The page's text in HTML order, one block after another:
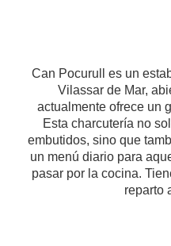
Can Pocurull es un
Vilassar de Mar,
actualmente ofrece un
Esta charcutería no
embutidos, sino que
un menú diario para
pasar por la cocina.
reparto